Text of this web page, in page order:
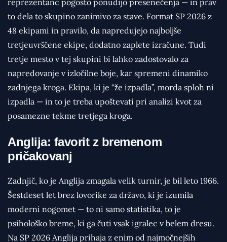
reprezentanc pogosto ponudijo presenečenja — in prav
to dela to skupino zanimivo za stave. Format SP 2026 z
48 ekipami in pravilo, da napredujejo najboljše
tretjeuvrščene ekipe, dodatno zaplete izračune. Tudi
tretje mesto v tej skupini bi lahko zadostovalo za
napredovanje v izločilne boje, kar spremeni dinamiko
zadnjega kroga. Ekipa, ki je “že izpadla”, morda sploh ni
izpadla — in to je treba upoštevati pri analizi kvot za
posamezne tekme tretjega kroga.
Anglija: favorit z bremenom
pričakovanj
Zadnjič, ko je Anglija zmagala velik turnir, je bil leto 1966.
Šestdeset let brez lovorike za državo, ki je izumila
moderni nogomet — to ni samo statistika, to je
psihološko breme, ki ga čuti vsak igralec v belem dresu.
Na SP 2026 Anglija prihaja z enim od najmočnejših